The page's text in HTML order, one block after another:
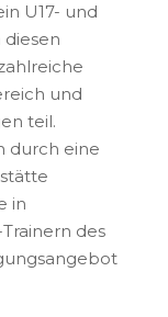
U17- und
diesen
und
teil.
durch eine
in
des